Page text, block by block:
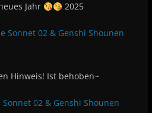
Jahr
2025
Sonnet 02 & Genshi Shounen
Hinweis! Ist behoben~
Sonnet 02 & Genshi Shounen